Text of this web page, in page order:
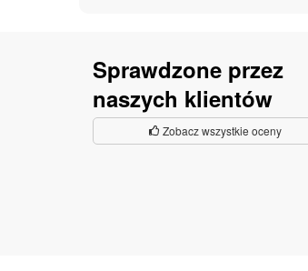
Sprawdzone przez
naszych klientów
Zobacz wszystkie oceny